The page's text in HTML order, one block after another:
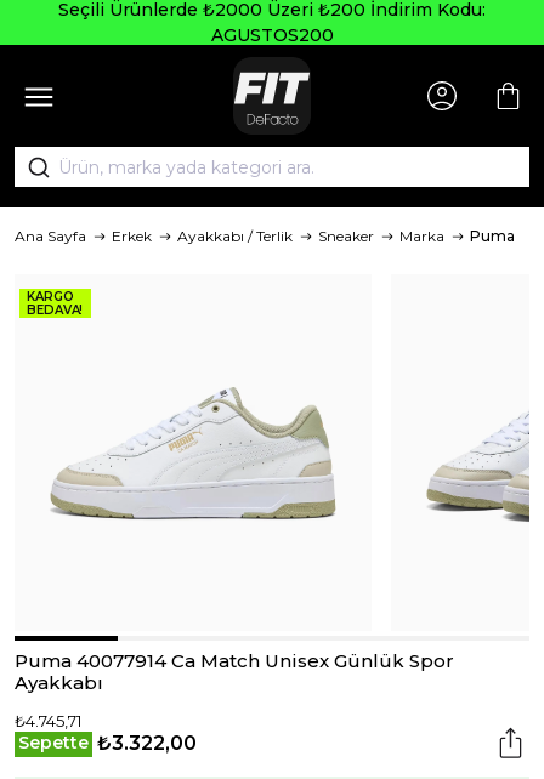
Seçili Ürünlerde ₺2000 Üzeri ₺200 İndirim Kodu:
AGUSTOS200
Ana Sayfa Erkek Ayakkabı / Terlik Sneaker Marka Puma
KARGO
BEDAVA!
Puma 40077914 Ca Match Unisex Günlük Spor
Ayakkabı
₺4.745,71
Sepette ₺3.322,00